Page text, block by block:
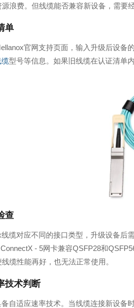
浪费。但线缆能否兼容新设备，需要
单
官网支持页面，输入升级后设备
缆型号等信息。如果旧线缆在认证清单
查
缆对应不同的接口类型，升级设备后
- 5网卡兼容QSFP28和
缆性能再好，也无法正常使用。
技术判断
自适应速率技术。当线缆连接新设备